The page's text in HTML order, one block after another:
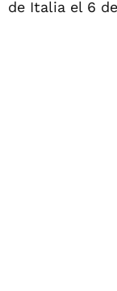
de Italia el 6